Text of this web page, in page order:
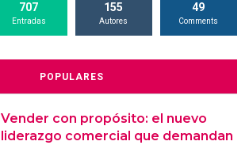
707
Entradas
155
Autores
49
Comments
POPULARES
Vender con propósito: el nuevo
liderazgo comercial que demandan